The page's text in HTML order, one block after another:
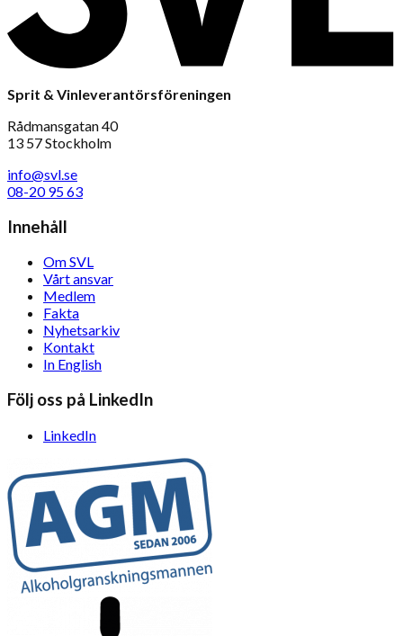
Sprit & Vinleverantörsföreningen
Rådmansgatan 40
13 57 Stockholm
info@svl.se
08-20 95 63
Innehåll
Om SVL
Vårt ansvar
Medlem
Fakta
Nyhetsarkiv
Kontakt
In English
Följ oss på LinkedIn
LinkedIn